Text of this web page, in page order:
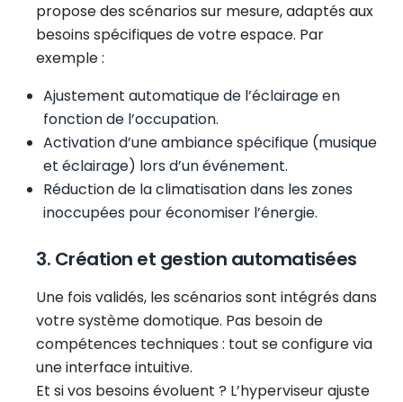
propose des scénarios sur mesure, adaptés aux
besoins spécifiques de votre espace. Par
exemple :
Ajustement automatique de l’éclairage en
fonction de l’occupation.
Activation d’une ambiance spécifique (musique
et éclairage) lors d’un événement.
Réduction de la climatisation dans les zones
inoccupées pour économiser l’énergie.
3. Création et gestion automatisées
Une fois validés, les scénarios sont intégrés dans
votre système domotique. Pas besoin de
compétences techniques : tout se configure via
une interface intuitive.
Et si vos besoins évoluent ? L’hyperviseur ajuste